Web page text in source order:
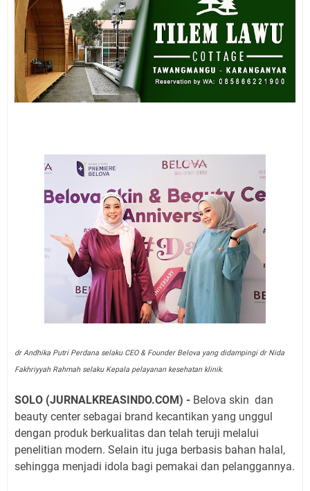
dr Andhika Putri Perdana selaku CEO & Founder Belova yang didampingi dr Nida
Fakhriyyah Rahmah selaku Kepala pelayanan kesehatan klinik.
SOLO (JURNALKREASINDO.COM) - Belova skin dan
beauty center sebagai brand kecantikan yang unggul
dengan produk berkualitas dan telah teruji melalui
penelitian modern. Selain itu juga berbasis bahan halal,
sehingga menjadi idola bagi pemakai dan pelanggannya.